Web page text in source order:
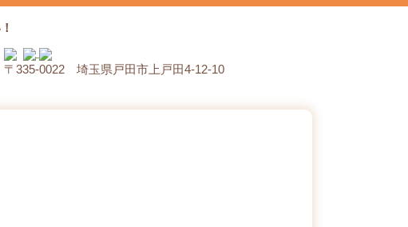
〒335‐0022 埼玉県戸田市上戸田4-12-10